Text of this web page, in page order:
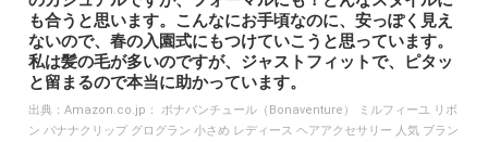
も合うと思います。こんなにお手頃なのに、安っぽく見え
ないので、春の入園式にもつけていこうと思っています。
私は髪の毛が多いのですが、ジャストフィットで、ピタッ
と留まるので本当に助かっています。
出典： Amazon.co.jp： ボナバンチュール（Bonaventure） ミルフィーユ リボ
ン バナナクリップ グログラン 小さめ レディース ヘアアクセサリー 人気 ブラン